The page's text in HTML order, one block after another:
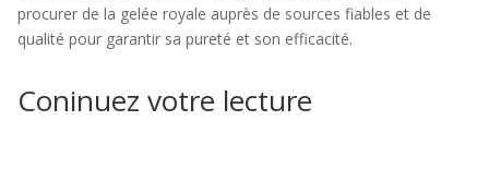
procurer de la gelée royale auprès de sources fiables et de
qualité pour garantir sa pureté et son efficacité.
Coninuez votre lecture